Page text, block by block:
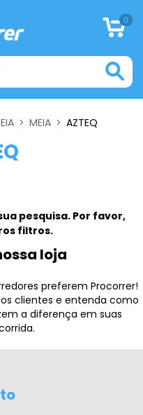
0
> MEIA > AZTEQ
pesquisa. Por favor,
filtros.
loja
preferem Procorrer!
clientes e entenda como
a diferença em suas